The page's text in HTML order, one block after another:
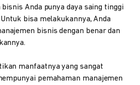
Anda punya daya saing tinggi
bisa melakukannya, Anda
bisnis dengan benar dan
manfaatnya yang sangat
pemahaman manajemen